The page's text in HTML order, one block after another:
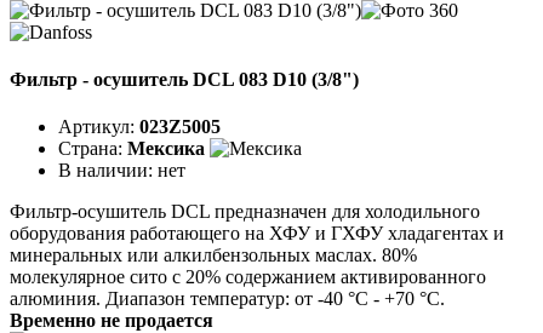
Фильтр - осушитель DCL 083 D10 (3/8")
Артикул: 023Z5005
Страна: Мексика
В наличии: нет
Фильтр-осушитель DCL предназначен для холодильного
оборудования работающего на ХФУ и ГХФУ хладагентах и
минеральных или алкилбензольных маслах. 80%
молекулярное сито с 20% содержанием активированного
алюминия. Диапазон температур: от -40 °C - +70 °C.
Временно не продается